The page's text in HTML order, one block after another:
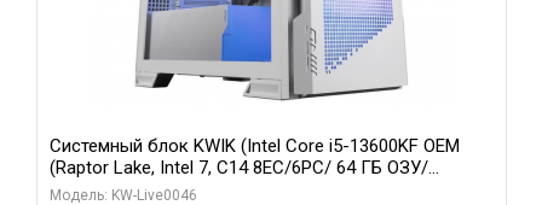
Системный блок KWIK (Intel Core i5-13600KF OEM
(Raptor Lake, Intel 7, C14 8EC/6PC/ 64 ГБ ОЗУ/
Gigabyte RTX5060Ti GAMING OC 8GB GDDR7 128bit
Модель: KW-Live0046